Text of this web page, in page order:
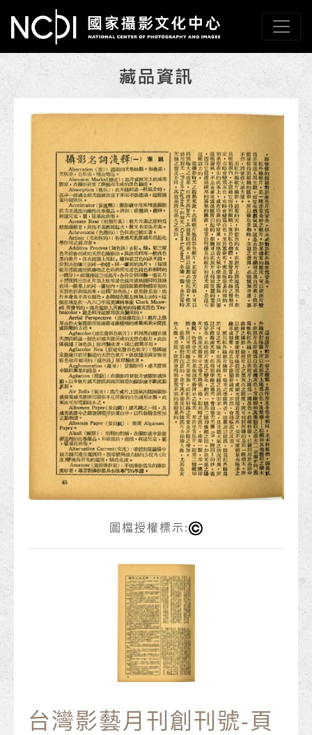
跳到主要內容
國家攝影文化中心
網頁導覽
:::
圖檔授權標示:
台灣影藝月刊創刊號-頁